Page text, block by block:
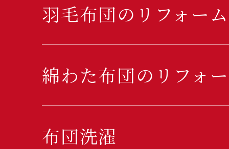
羽毛布団のリフォーム
綿わた布団のリフォ
布団洗濯